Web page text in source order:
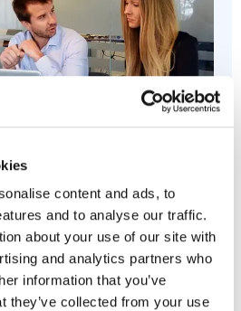
content and ads, to
and to analyse our traffic.
about your use of our site with
and analytics partners who
information that you’ve
they’ve collected from your use
prat med deg for å gå
har til å søke støtte.